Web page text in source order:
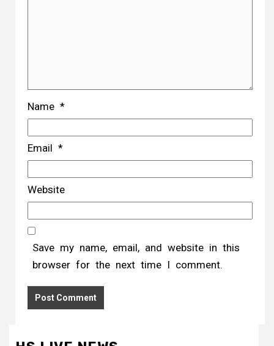
Name *
Email *
Website
Save my name, email, and website in this
browser for the next time I comment.